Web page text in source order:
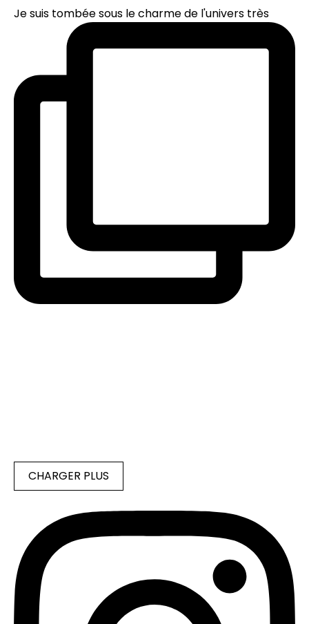
Je suis tombée sous le charme de l'univers très
CHARGER PLUS